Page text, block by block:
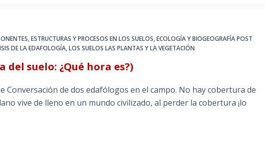
ESTRUCTURAS Y PROCESOS EN LOS SUELOS,ECOLOGÍA Y BIOGEOGRAFÍA POST
DE LA EDAFOLOGÍA,LOS SUELOS LAS PLANTAS Y LA VEGETACIÓN
del suelo: ¿Qué hora es?)
Conversación de dos edafólogos en el campo. No hay cobertura de
vive de lleno en un mundo civilizado, al perder la cobertura ¡lo